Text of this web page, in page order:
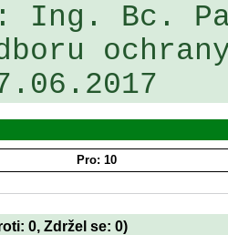
Ing. Bc.
Pro: 10
0, Zdržel se: 0)